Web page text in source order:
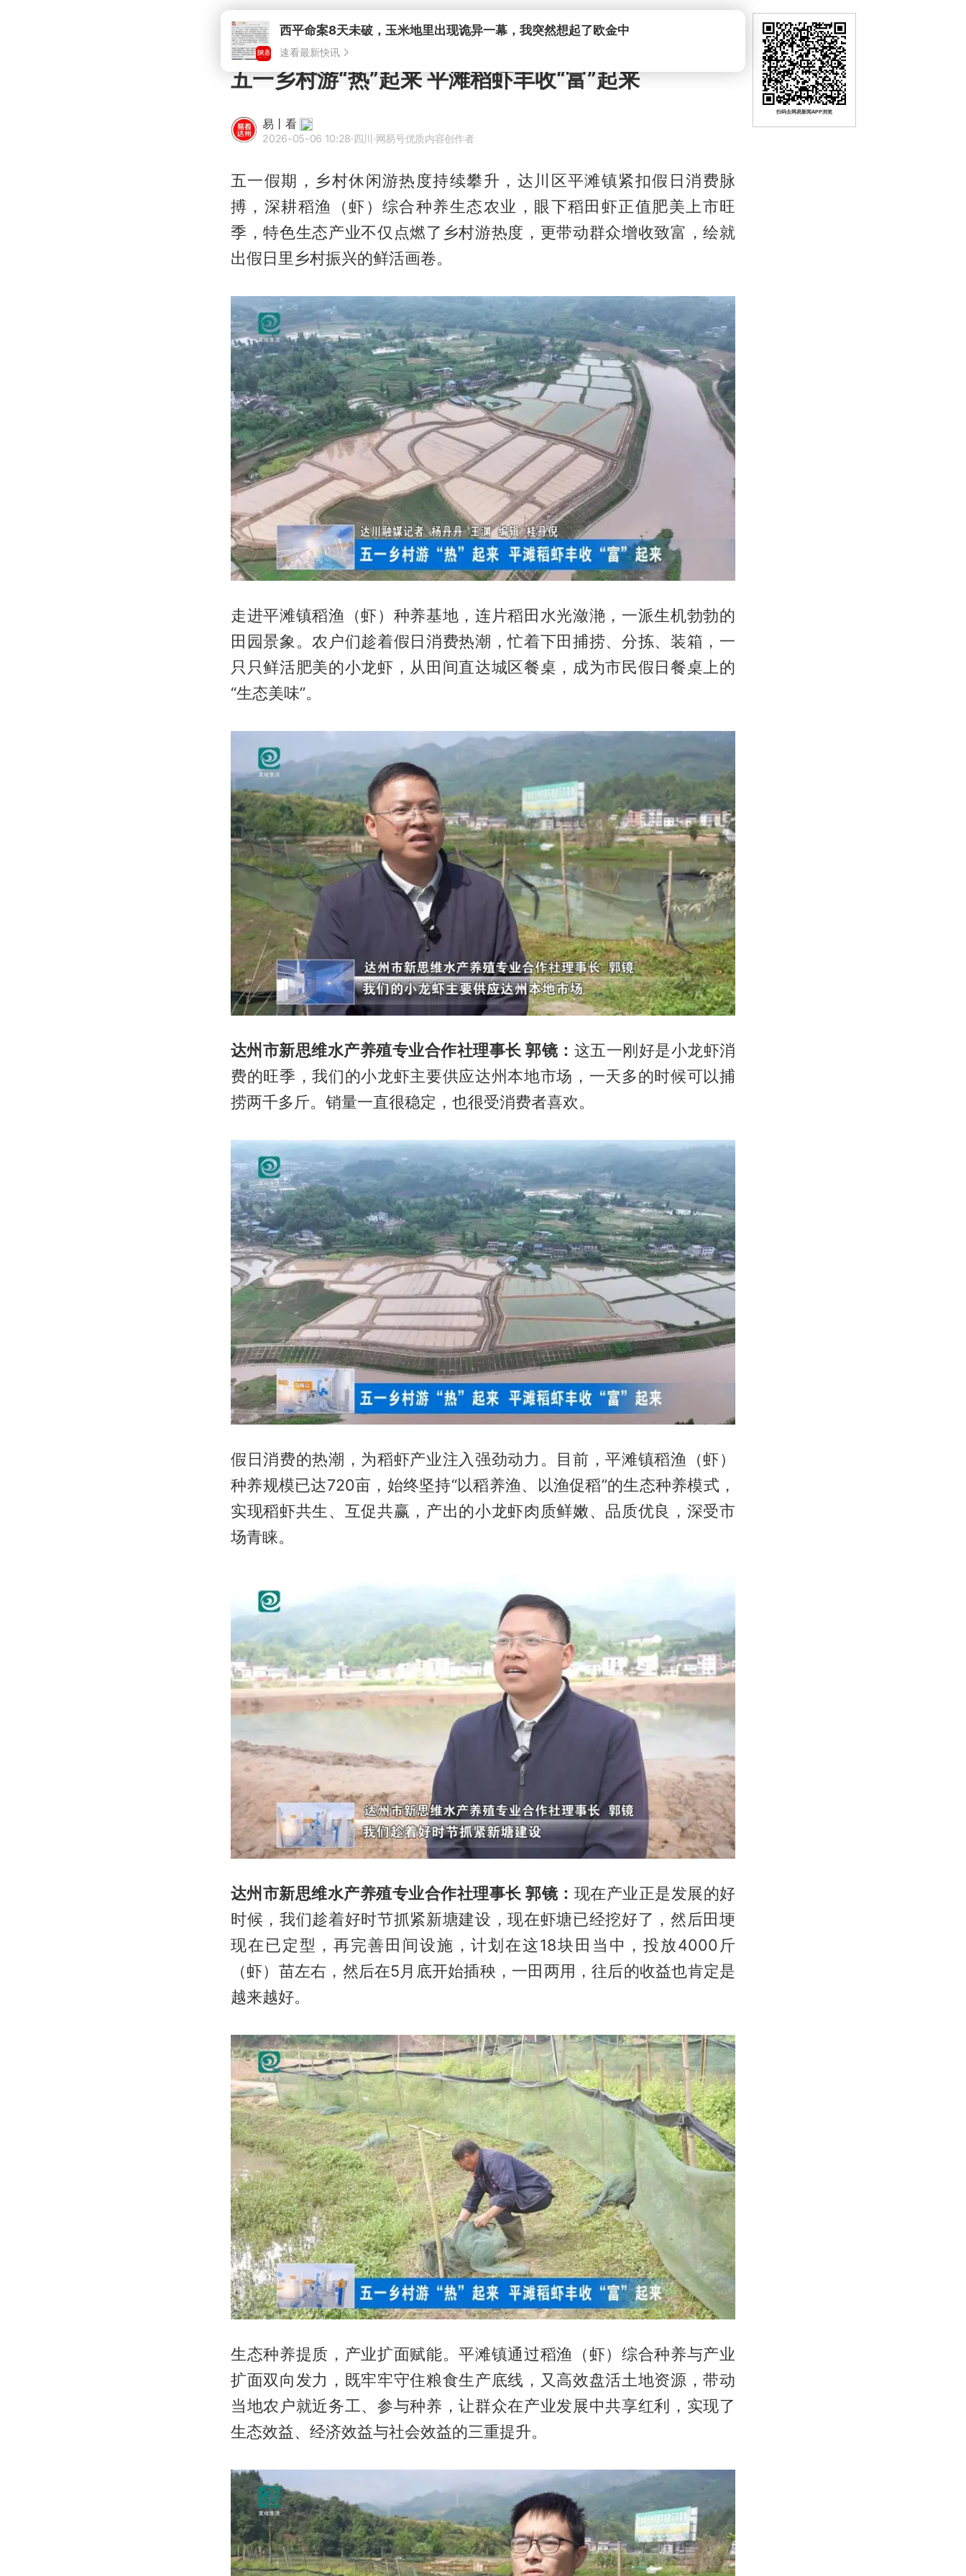
五一乡村游“热”起来 平滩稻虾丰收“富”起来
易丨看
2026-05-06 10:28·四川·网易号优质内容创作者
五一假期，乡村休闲游热度持续攀升，达川区平滩镇紧扣假日消费脉
搏，深耕稻渔（虾）综合种养生态农业，眼下稻田虾正值肥美上市旺
季，特色生态产业不仅点燃了乡村游热度，更带动群众增收致富，绘就
出假日里乡村振兴的鲜活画卷。
走进平滩镇稻渔（虾）种养基地，连片稻田水光潋滟，一派生机勃勃的
田园景象。农户们趁着假日消费热潮，忙着下田捕捞、分拣、装箱，一
只只鲜活肥美的小龙虾，从田间直达城区餐桌，成为市民假日餐桌上的
“生态美味”。
达州市新思维水产养殖专业合作社理事长 郭镜： 这五一刚好是小龙虾消
费的旺季，我们的小龙虾主要供应达州本地市场，一天多的时候可以捕
捞两千多斤。销量一直很稳定，也很受消费者喜欢。
假日消费的热潮，为稻虾产业注入强劲动力。目前，平滩镇稻渔（虾）
种养规模已达720亩，始终坚持“以稻养渔、以渔促稻”的生态种养模式，
实现稻虾共生、互促共赢，产出的小龙虾肉质鲜嫩、品质优良，深受市
场青睐。
达州市新思维水产养殖专业合作社理事长 郭镜： 现在产业正是发展的好
时候，我们趁着好时节抓紧新塘建设，现在虾塘已经挖好了，然后田埂
现在已定型，再完善田间设施，计划在这18块田当中，投放4000斤
（虾）苗左右，然后在5月底开始插秧，一田两用，往后的收益也肯定是
越来越好。
生态种养提质，产业扩面赋能。平滩镇通过稻渔（虾）综合种养与产业
扩面双向发力，既牢牢守住粮食生产底线，又高效盘活土地资源，带动
当地农户就近务工、参与种养，让群众在产业发展中共享红利，实现了
生态效益、经济效益与社会效益的三重提升。
扫码去网易新闻APP浏览